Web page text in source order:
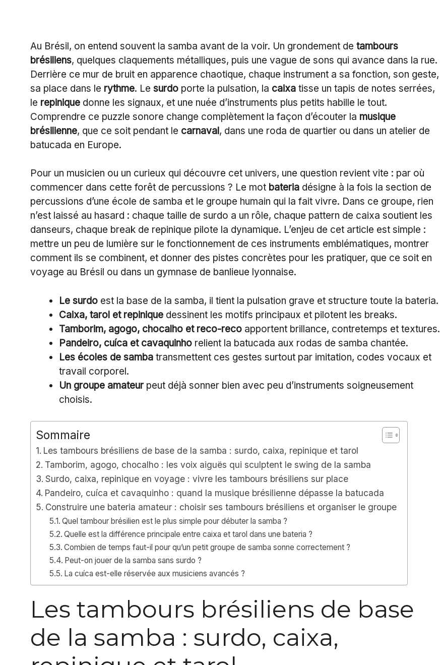
Au Brésil, on entend souvent la samba avant de la voir. Un grondement de tambours
brésiliens, quelques claquements métalliques, puis une vague de sons qui avance dans la rue.
Derrière ce mur de bruit en apparence chaotique, chaque instrument a sa fonction, son geste,
sa place dans le rythme. Le surdo porte la pulsation, la caixa tisse un tapis de notes serrées,
le repinique donne les signaux, et une nuée d’instruments plus petits habille le tout.
Comprendre ce puzzle sonore change complètement la façon d’écouter la musique
brésilienne, que ce soit pendant le carnaval, dans une roda de quartier ou dans un atelier de
batucada en Europe.
Pour un musicien ou un curieux qui découvre cet univers, une question revient vite : par où
commencer dans cette forêt de percussions ? Le mot bateria désigne à la fois la section de
percussions d’une école de samba et le groupe humain qui la fait vivre. Dans ce groupe, rien
n’est laissé au hasard : chaque taille de surdo a un rôle, chaque pattern de caixa soutient les
danseurs, chaque break de repinique pilote la dynamique. L’enjeu de cet article est simple :
mettre un peu de lumière sur le fonctionnement de ces instruments emblématiques, montrer
comment ils se combinent, et donner des pistes concrètes pour les pratiquer, que ce soit en
voyage au Brésil ou dans un gymnase de banlieue lyonnaise.
Le surdo est la base de la samba, il tient la pulsation grave et structure toute la bateria.
Caixa, tarol et repinique dessinent les motifs principaux et pilotent les breaks.
Tamborim, agogo, chocalho et reco-reco apportent brillance, contretemps et textures.
Pandeiro, cuíca et cavaquinho relient la batucada aux rodas de samba chantée.
Les écoles de samba transmettent ces gestes surtout par imitation, codes vocaux et
travail corporel.
Un groupe amateurpeut déjà sonner bien avec peu d’instruments soigneusement
choisis.
Sommaire
Les tambours brésiliens de base de la samba : surdo, caixa, repinique et tarol
Tamborim, agogo, chocalho : les voix aiguës qui sculptent le swing de la samba
Surdo, caixa, repinique en voyage : vivre les tambours brésiliens sur place
Pandeiro, cuíca et cavaquinho : quand la musique brésilienne dépasse la batucada
Construire une bateria amateur : choisir ses tambours brésiliens et organiser le groupe
Quel tambour brésilien est le plus simple pour débuter la samba ?
Quelle est la différence principale entre caixa et tarol dans une bateria ?
Combien de temps faut-il pour qu’un petit groupe de samba sonne correctement ?
Peut-on jouer de la samba sans surdo ?
La cuíca est-elle réservée aux musiciens avancés ?
Les tambours brésiliens de base
de la samba : surdo, caixa,